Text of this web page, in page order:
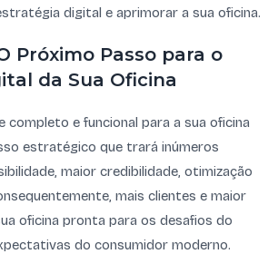
digital e aprimorar a sua oficina.
Próximo Passo para o
da Sua Oficina
completo e funcional para a sua oficina
estratégico que trará inúmeros
maior credibilidade, otimização
mais clientes e maior
oficina pronta para os desafios do
do consumidor moderno.